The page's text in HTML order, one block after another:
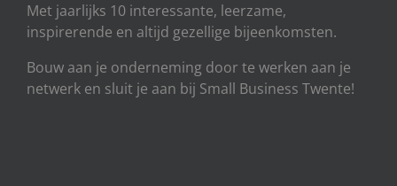
Met jaarlijks 10 interessante, leerzame,
inspirerende en altijd gezellige bijeenkomsten.
Bouw aan je onderneming door te werken aan je
netwerk en sluit je aan bij Small Business Twente!